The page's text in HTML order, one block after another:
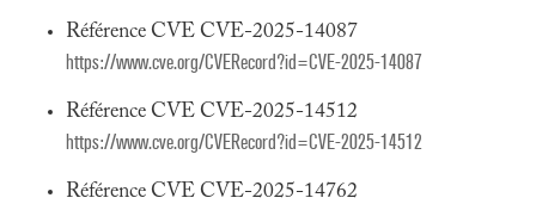
Référence CVE CVE-2025-14087
https://www.cve.org/CVERecord?id=CVE-2025-14087
Référence CVE CVE-2025-14512
https://www.cve.org/CVERecord?id=CVE-2025-14512
Référence CVE CVE-2025-14762